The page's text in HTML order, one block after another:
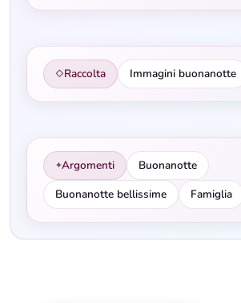
◇Raccolta Immagini buonanotte
✦Argomenti
Buonanotte
Buonanotte bellissime
Famiglia